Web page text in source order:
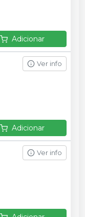
Adicionar
Ver info
Adicionar
Ver info